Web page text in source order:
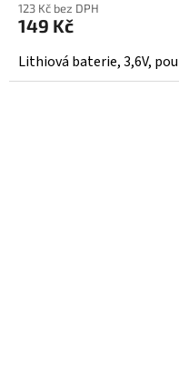
produktu
je
5,0
z
123 Kč bez DPH
149 Kč
Lithiová baterie, 3,6V,